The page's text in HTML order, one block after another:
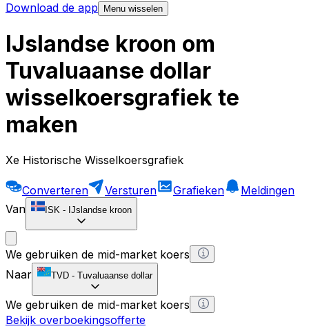
Download de app
Menu wisselen
IJslandse kroon om
Tuvaluaanse dollar
wisselkoersgrafiek te
maken
Xe Historische Wisselkoersgrafiek
Converteren Versturen Grafieken
Meldingen
Van
ISK - IJslandse kroon
We gebruiken de mid-market koers
Naar
TVD - Tuvaluaanse dollar
We gebruiken de mid-market koers
Bekijk overboekingsofferte